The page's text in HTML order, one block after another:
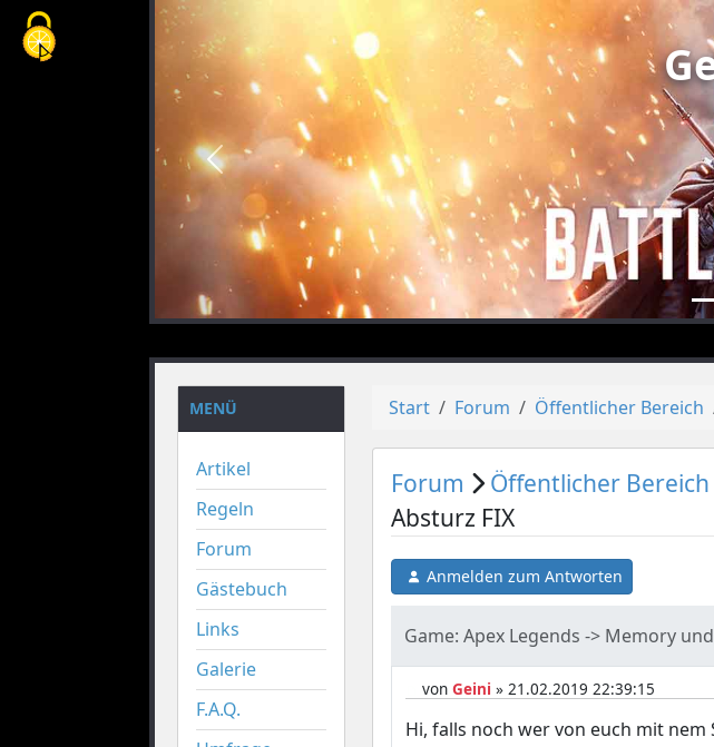
vorheriges
MENÜ
Artikel
Regeln
Forum
Gästebuch
Links
Galerie
F.A.Q.
Start Forum Öffentlicher Bereich
Forum Öffentlicher Bereich
Absturz FIX
Anmelden zum Antworten
Game: Apex Legends -> Memory
vonGeini » 21.02.2019 22:39:15
Hi, falls noch wer von euch mit
Cookie-Einstellungen